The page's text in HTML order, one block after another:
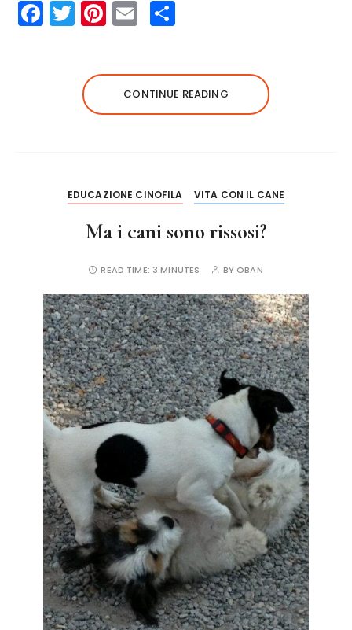
F
a
T
w
te
r
Pi
n
re
st
E
m
l re
CONTINUE READING
EDUCAZIONE CINOFILA VITA CON IL CANE
Ma i cani sono rissosi?
READ TIME: 3 MINUTES BY OBAN